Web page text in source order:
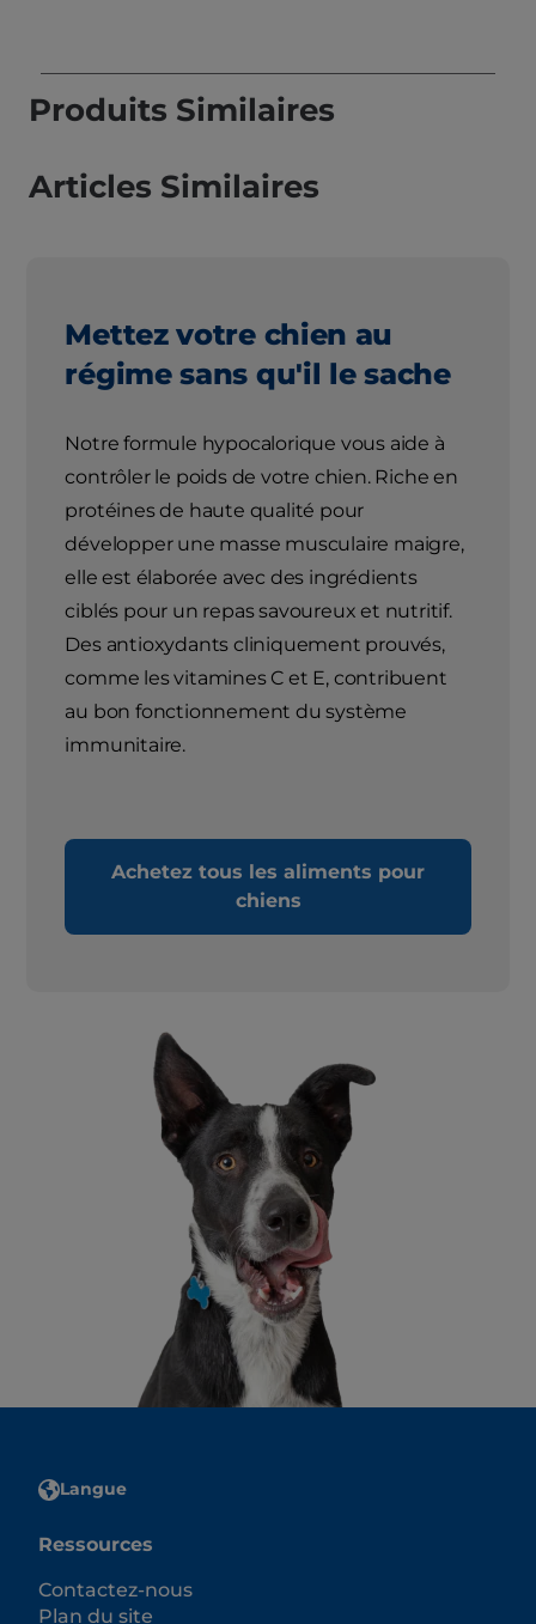
Produits Similaires
Articles Similaires
Mettez votre chien au
régime sans qu'il le sache
Notre formule hypocalorique vous aide à
contrôler le poids de votre chien. Riche en
protéines de haute qualité pour
développer une masse musculaire maigre,
elle est élaborée avec des ingrédients
ciblés pour un repas savoureux et nutritif.
Des antioxydants cliniquement prouvés,
comme les vitamines C et E, contribuent
au bon fonctionnement du système
immunitaire.
Achetez tous les aliments pour
chiens
Langue
Ressources
Contactez-nous
Plan du site